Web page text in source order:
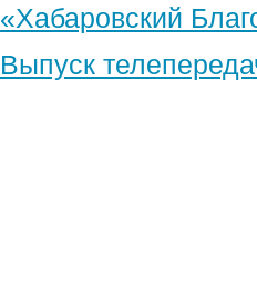
«Хабаровский
Выпуск